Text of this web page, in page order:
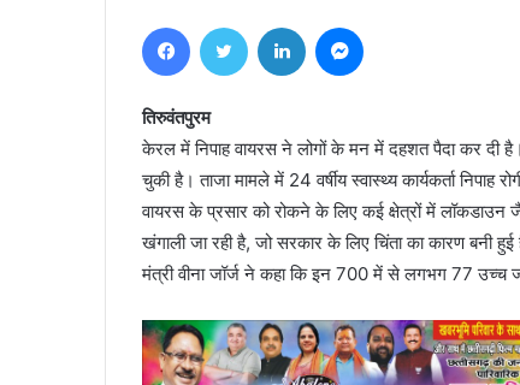
तिरुवंतपुरम
केरल में निपाह वायरस ने लोगों के मन में दहशत पैदा कर दी है।
चुकी है। ताजा मामले में 24 वर्षीय स्वास्थ्य कार्यकर्ता
वायरस के प्रसार को रोकने के लिए कई क्षेत्रों में लॉकडाउन
खंगाली जा रही है, जो सरकार के लिए चिंता का कारण बनी
मंत्री वीना जॉर्ज ने कहा कि इन 700 में से लगभग 77 उच्च